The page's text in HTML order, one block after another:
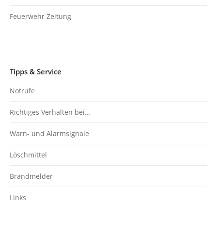
Feuerwehr Zeitung
Tipps & Service
Notrufe
Richtiges Verhalten bei…
Warn- und Alarmsignale
Löschmittel
Brandmelder
Links